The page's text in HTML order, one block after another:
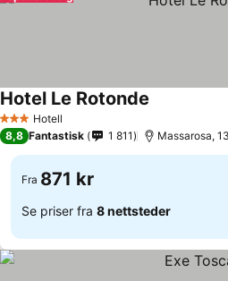
3 StjernerHotell
Hotel Le Rotonde
8,8 Fantastisk 1 811 Massarosa,
Fra 871 kr
Se priser fra 8 nettsteder